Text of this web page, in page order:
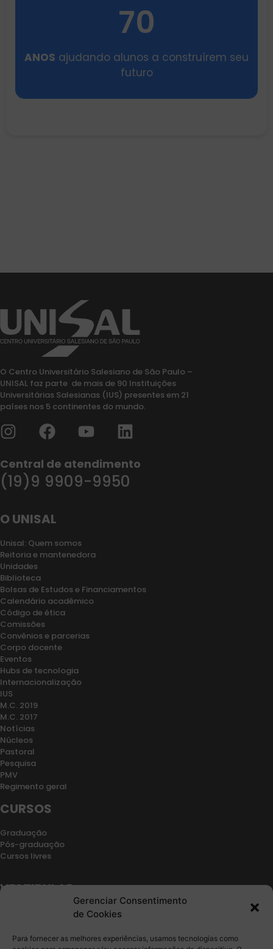
Gerenciar Consentimento
de Cookies
Para fornecer as melhores experiências, usamos tecnologias como
70
ANOS ajudando alunos a construírem seu
futuro
O Centro Universitário Salesiano de São Paulo –
UNISAL faz parte de mais de 90 Instituições
Universitárias Salesianas (IUS) presentes em 21
países nos 5 continentes do mundo.
Central de atendimento
(19)9 9909-9950
O UNISAL
Unisal: Quem somos
Reitoria e mantenedora
Unidades
Biblioteca
Bolsas de Estudos e Financiamentos
Calendário acadêmico
Código de ética
Comissões
Convênios e parcerias
Corpo docente
Eventos
Hubs de tecnologia
Internacionalização
IUS
M.C. 2019
M.C. 2017
Notícias
Núcleos
Pastoral
Pesquisa
PMV
Regimento geral
CURSOS
Graduação
Pós-graduação
Cursos livres
VESTIBULAR
Retorno de vínculo
Transferencia